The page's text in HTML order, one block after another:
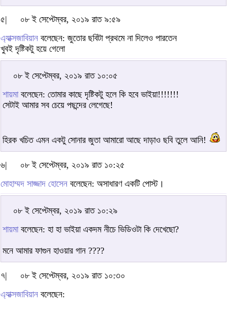
৫|
০৮ ই সেপ্টেম্বর, ২০১৯ রাত ৯:৫৯
এ্যাক্সজাবিয়ান বলেছেন: জুতোর ছবিটা প্রথমে না দিলেও পারতেন
খুবই দৃষ্টিকটু হয়ে গেলো
০৮ ই সেপ্টেম্বর, ২০১৯ রাত ১০:০৫
শায়মাবলেছেন: তোমার কাছে দৃষ্টিকটু হলে কি হবে ভাইয়া!!!!!!!
সেটাই আমার সব চেয়ে পছন্দের লেগেছে!
হিরক খচিত এমন একটু সোনার জুতা আমারো আছে দাড়াও ছবি তুলে আনি!
৬|
০৮ ই সেপ্টেম্বর, ২০১৯ রাত ১০:২৫
মোহাম্মদ সাজ্জাদ হোসেন বলেছেন: অসাধারণ একটি পোস্ট।
০৮ ই সেপ্টেম্বর, ২০১৯ রাত ১০:২৯
শায়মাবলেছেন: হা হা ভাইয়া একদম নীচে ভিডিওটা কি দেখেছো?
মনে আমার ফাগুন হাওয়ার গান ????
৭|
০৮ ই সেপ্টেম্বর, ২০১৯ রাত ১০:৩০
এ্যাক্সজাবিয়ান বলেছেন: